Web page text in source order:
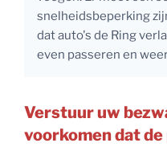
snelheidsbeperking
dat auto's de Ring
even passeren en
Verstuur uw
voorkomen dat